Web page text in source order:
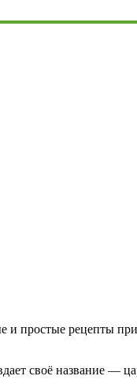
простые рецепты
своё название —